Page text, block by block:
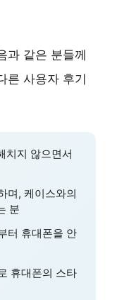
과 같은 분들께
른 사용자 후기
치지 않으면서
며, 케이스와의
분
터 휴대폰을 안
휴대폰의 스타